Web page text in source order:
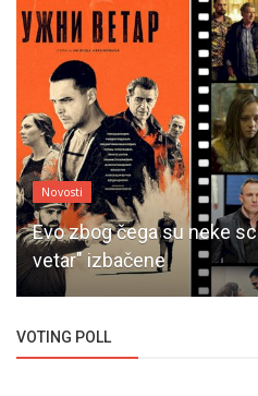
Novosti
Evo zbog čega su neke
vetar" izbačene
VOTING POLL